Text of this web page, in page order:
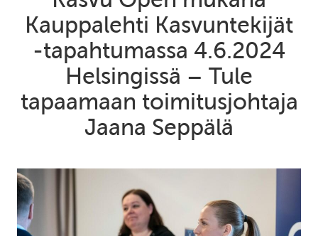
Kauppalehti Kasvuntekijät
-tapahtumassa 4.6.2024
Helsingissä – Tule
tapaamaan toimitusjohtaja
Jaana Seppälä